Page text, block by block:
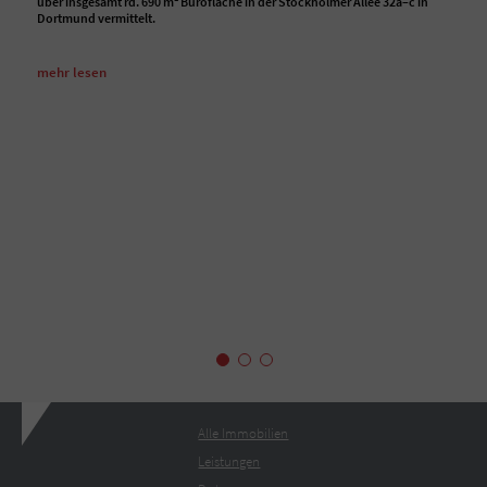
Dortmund vermittelt.
mehr lesen
Alle Immobilien
Leistungen